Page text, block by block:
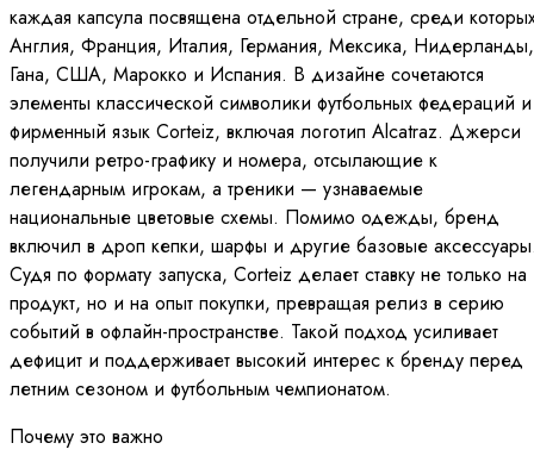
каждая капсула посвящена отдельной стране, среди
Англия, Франция, Италия, Германия, Мексика, Нидерланды,
Гана, США, Марокко и Испания. В дизайне сочетаются
элементы классической символики футбольных федераций и
фирменный язык Corteiz, включая логотип Alcatraz. Джерси
получили ретро-графику и номера, отсылающие к
легендарным игрокам, а треники — узнаваемые
национальные цветовые схемы. Помимо одежды, бренд
включил в дроп кепки, шарфы и другие базовые
Судя по формату запуска, Corteiz делает ставку не только на
продукт, но и на опыт покупки, превращая релиз в серию
событий в офлайн-пространстве. Такой подход усиливает
дефицит и поддерживает высокий интерес к бренду перед
летним сезоном и футбольным чемпионатом.
Почему это важно